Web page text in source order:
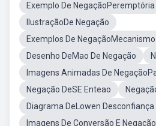
Exemplo De NegaçãoPeremptória
IlustraçãoDe Negação
Exemplos De
Desenho DeMao De Negação
Imagens Animadas De
Negação DeSE Enteao
Diagrama DeLowen Desconfiança
Imagens De Conversão E